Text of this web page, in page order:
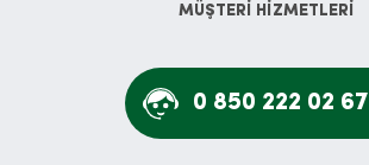
MÜŞTERİ HİZMETLERİ
0 850 222 02 67